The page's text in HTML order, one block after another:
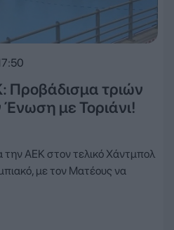
Προβάδισμα τριών
με Τοριάνι!
την ΑΕΚ στον τελικό Χάντμπολ
με τον Ματέους να